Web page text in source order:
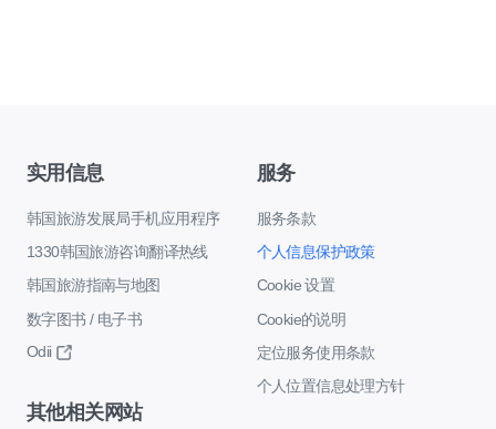
实用信息
韩国旅游发展局手机应用程序
1330韩国旅游咨询翻译热线
韩国旅游指南与地图
数字图书 / 电子书
Odii
服务
服务条款
个人信息保护政策
Cookie 设置
Cookie的说明
定位服务使用条款
个人位置信息处理方针
其他相关网站